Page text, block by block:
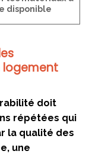
disponible
logement
doit
répétées qui
la qualité des
une